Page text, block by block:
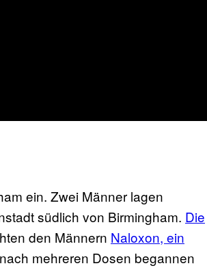
ein. Zwei Männer lagen
südlich von Birmingham. Die
den Männern Naloxon, ein
mehreren Dosen begannen